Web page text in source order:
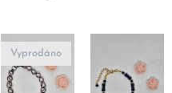
Vyprodáno